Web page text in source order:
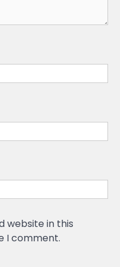
website in this
I comment.